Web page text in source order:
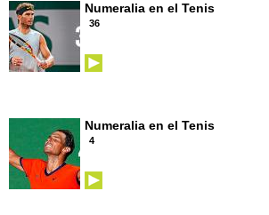
Numeralia en el Tenis
36
Numeralia en el Tenis
4